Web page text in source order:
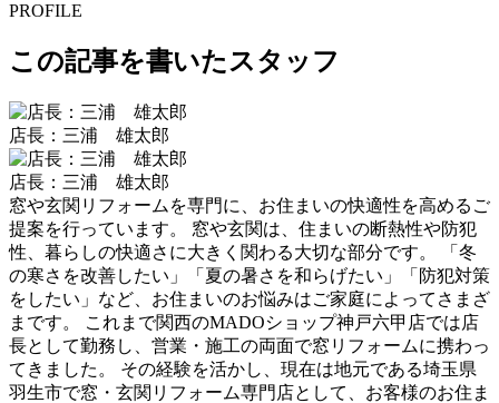
PROFILE
この記事を書いたスタッフ
店長：三浦 雄太郎
店長：三浦 雄太郎
窓や玄関リフォームを専門に、お住まいの快適性を高めるご
提案を行っています。 窓や玄関は、住まいの断熱性や防犯
性、暮らしの快適さに大きく関わる大切な部分です。 「冬
の寒さを改善したい」「夏の暑さを和らげたい」「防犯対策
をしたい」など、お住まいのお悩みはご家庭によってさまざ
まです。 これまで関西のMADOショップ神戸六甲店では店
長として勤務し、営業・施工の両面で窓リフォームに携わっ
てきました。 その経験を活かし、現在は地元である埼玉県
羽生市で窓・玄関リフォーム専門店として、お客様のお住ま